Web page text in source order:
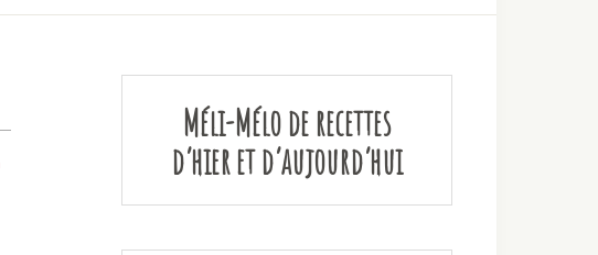
Méli-Mélo de recettes
d’hier et d’aujourd’hui